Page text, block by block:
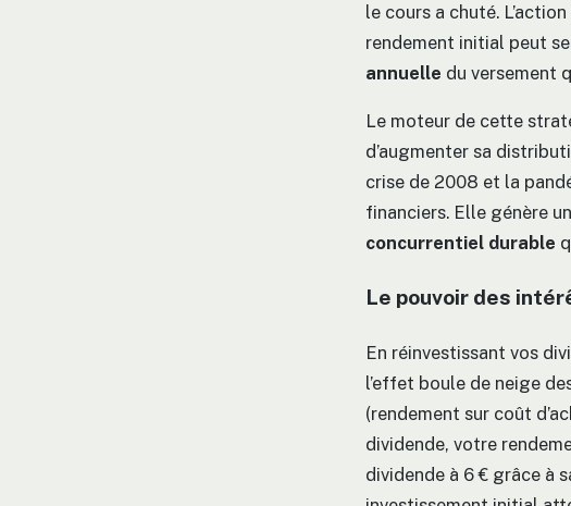
le cours a chuté.
rendement initial peut
annuelle du versement
Le moteur de cette
d’augmenter sa
crise de 2008 et la
financiers. Elle génère
concurrentiel durable
Le pouvoir des
En réinvestissant vos
l’effet boule de neige
(rendement sur coût
dividende, votre
dividende à 6 € grâce à